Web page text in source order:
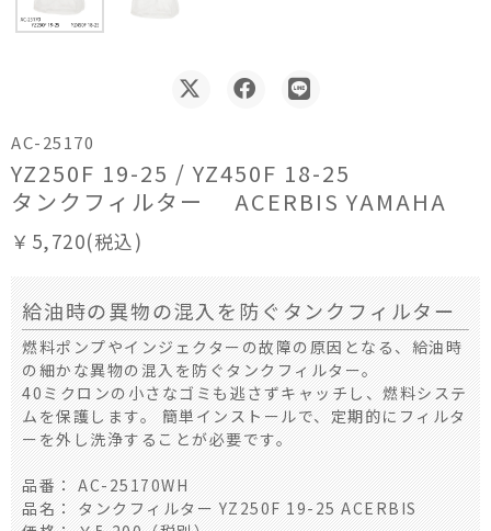
AC-25170
YZ250F 19-25 / YZ450F 18-25
タンクフィルター ACERBIS YAMAHA
￥5,720(税込)
給油時の異物の混入を防ぐタンクフィルター
燃料ポンプやインジェクターの故障の原因となる、給油時
の細かな異物の混入を防ぐタンクフィルター。
40ミクロンの小さなゴミも逃さずキャッチし、燃料システ
ムを保護します。 簡単インストールで、定期的にフィルタ
ーを外し洗浄することが必要です。
品番： AC-25170WH
品名： タンクフィルター YZ250F 19-25 ACERBIS